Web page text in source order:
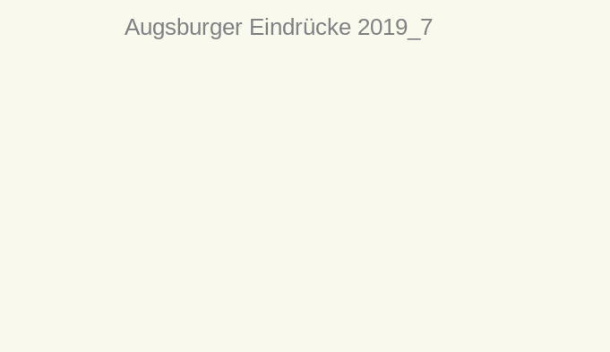
Augsburger Eindrücke 2019_7